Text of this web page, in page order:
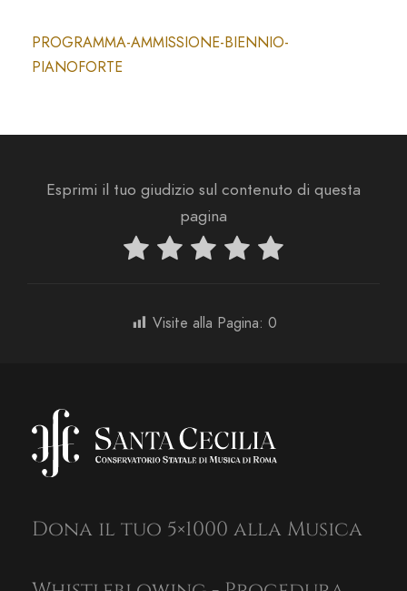
PROGRAMMA-AMMISSIONE-BIENNIO-
PIANOFORTE
Esprimi il tuo giudizio sul contenuto di questa
pagina
Visite alla Pagina: 0
Dona il tuo 5×1000 alla Musica